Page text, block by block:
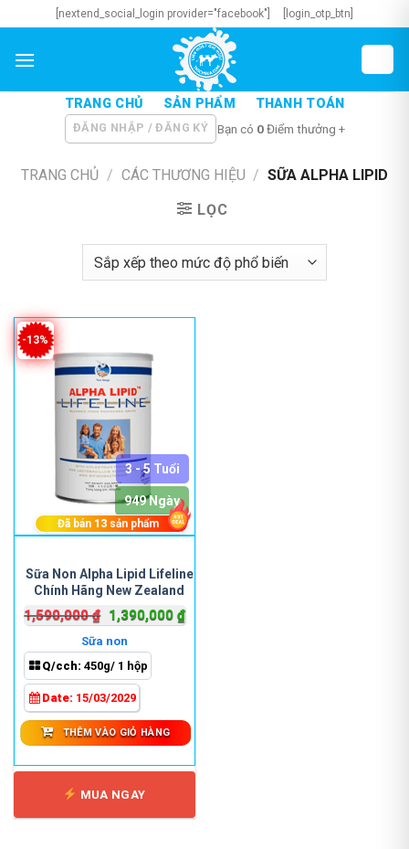
to
content
[nextend_social_login provider="facebook"] [login_otp_btn]
TRANG CHỦ SẢN PHẨM THANH TOÁN
ĐĂNG NHẬP / ĐĂNG KÝ Bạn có 0Điểm thưởng +
TRANG CHỦ / CÁC THƯƠNG HIỆU / SỮA ALPHA LIPID
LỌC
-13%
Sữa Non Alpha Lipid Lifeline
Chính Hãng New Zealand
1,590,000₫ Giá
là:
1,590,000 ₫.
1,390,000 ₫Giá
Sữa non
Q/cch: 450g/ 1 hộp
Date: 15/03/2029
3 - 5 Tuổi
949 Ngày
Đã bán 13sản phẩm
THÊM VÀO GIỎ HÀNG
MUA NGAY